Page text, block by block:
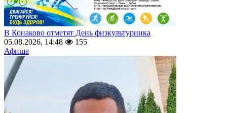
В Конаково отметят День физкультурника
05.08.2026, 14:48
155
Афиша